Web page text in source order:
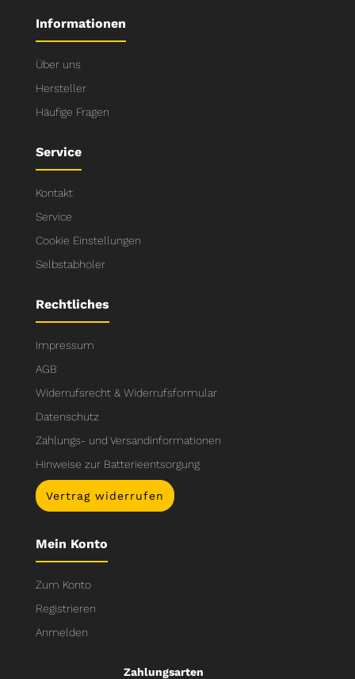
Informationen
Über uns
Hersteller
Häufige Fragen
Service
Kontakt
Service
Cookie Einstellungen
Selbstabholer
Rechtliches
Impressum
AGB
Widerrufsrecht & Widerrufsformular
Datenschutz
Zahlungs- und Versandinformationen
Hinweise zur Batterieentsorgung
Vertrag widerrufen
Mein Konto
Zum Konto
Registrieren
Anmelden
Zahlungsarten